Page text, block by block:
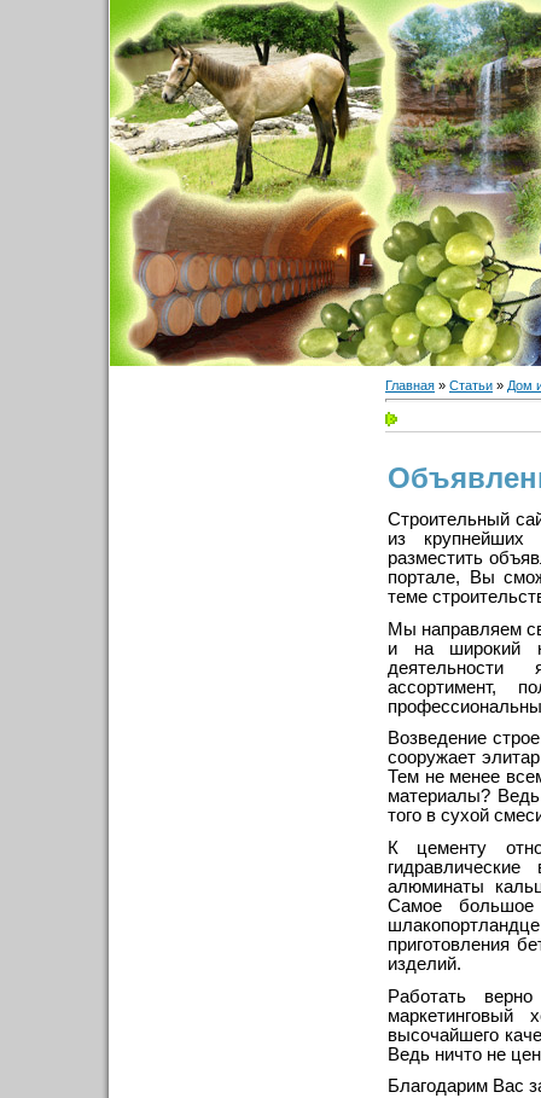
Главная » Статьи » Дом
Строительный
из крупнейших
разместить
портале, Вы
теме
Мы направляем
и на широкий
деятельности
ассортимент,
Возведение
сооружает
Тем не менее
материалы?
того в сухой
К цементу
алюминаты
Самое большое
приготовления
изделий.
Работать
маркетинговый
высочайшего
Ведь ничто не
Благодарим Вас